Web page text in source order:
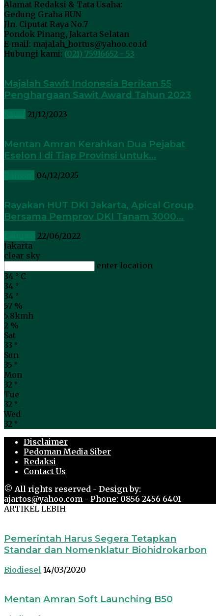
Alamat Redaksi & Tata Usaha:
Gedung Graha BUN
Jln. Ciputat Raya No.7
Pondok Pinang, Jakarta Selatan
E-mail: majalah_hortus@yahoo.co.id
Hubungi kami: (021) 75916652 - 53
Majalah Sawit Indonesia Berikan 55
Penghargaan Sawit Award Tahun 2023
21/12/2023
Mentan Amran Kerahkan Dua Pejabat
Eselon I di Tiap Provinsi untuk...
04/12/2025
Rayakan HUT DKI Jakarta, Apical Group
Bersama Pemprov DKI Tanam 3000...
22/06/2022
Jakarta
clear sky
enter location
34 ° C
34 °
34 °
57 %
5.8kmh
2 %
Sat
33 °
Sun
35 °
Mon
32 °
Tue
32 °
Wed
32 °
Disclaimer
Pedoman Media Siber
Redaksi
Contact Us
© All rights reserved - Design by:
ajartos@yahoo.com - Phone: 0856 2456 6401
ARTIKEL LEBIH
Pemerintah Harus Segera Tetapkan
Standar dan Nomenklatur Biohidrokarbon
Biodiesel 14/03/2020
Mentan Amran Soft Launching B50